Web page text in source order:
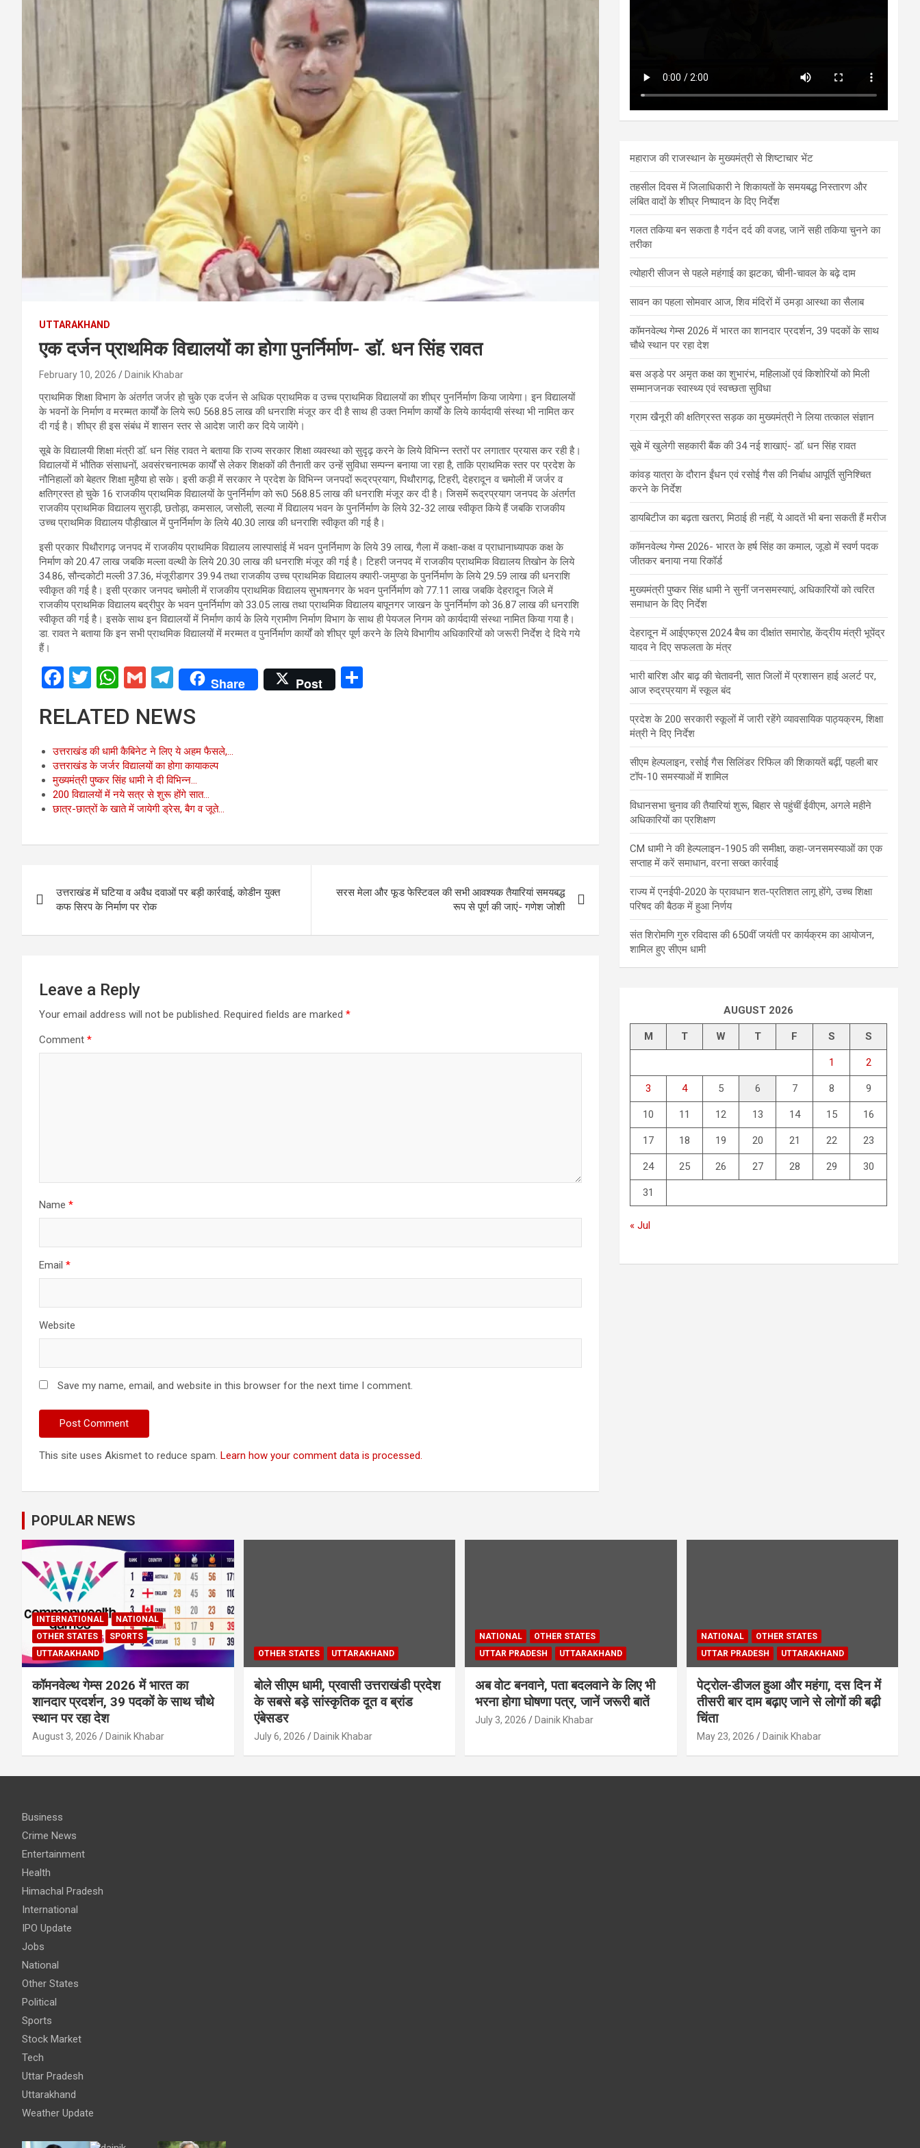
UTTARAKHAND
एक दर्जन प्राथमिक विद्यालयों का होगा पुनर्निर्माण- डाॅ. धन सिंह रावत
February 10, 2026 Dainik Khabar
प्राथमिक शिक्षा विभाग के अंतर्गत जर्जर हो चुके एक दर्जन से अधिक प्राथमिक व उच्च प्राथमिक विद्यालयों का शीघ्र पुनर्निर्माण किया जायेगा। इन विद्यालयों
के भवनों के निर्माण व मरम्मत कार्यों के लिये रू0 568.85 लाख की धनराशि मंजूर कर दी है साथ ही उक्त निर्माण कार्यों के लिये कार्यदायी संस्था भी नामित कर
दी गई है। शीघ्र ही इस संबंध में शासन स्तर से आदेश जारी कर दिये जायेंगे।
सूबे के विद्यालयी शिक्षा मंत्री डाॅ. धन सिंह रावत ने बताया कि राज्य सरकार शिक्षा व्यवस्था को सुदृढ़ करने के लिये विभिन्न स्तरों पर लगातार प्रयास कर रही है।
विद्यालयों में भौतिक संसाधनों, अवसंरचनात्मक कार्यों से लेकर शिक्षकों की तैनाती कर उन्हें सुविधा सम्पन्न बनाया जा रहा है, ताकि प्राथमिक स्तर पर प्रदेश के
नौनिहालों को बेहतर शिक्षा मुहैया हो सके। इसी कड़ी में सरकार ने प्रदेश के विभिन्न जनपदों रूद्रप्रयाग, पिथौरागढ़, टिहरी, देहरादून व चमोली में जर्जर व
क्षतिग्रस्त हो चुके 16 राजकीय प्राथमिक विद्यालयों के पुनर्निर्माण को रू0 568.85 लाख की धनराशि मंजूर कर दी है। जिसमें रूद्रप्रयाग जनपद के अंतर्गत
राजकीय प्राथमिक विद्यालय सुराड़ी, छतोड़ा, कमसाल, जसोली, सल्या में विद्यालय भवन के पुनर्निर्माण के लिये 32-32 लाख स्वीकृत किये हैं जबकि राजकीय
उच्च प्राथमिक विद्यालय पौड़ीखाल में पुनर्निर्माण के लिये 40.30 लाख की धनराशि स्वीकृत की गई है।
इसी प्रकार पिथौरागढ़ जनपद में राजकीय प्राथमिक विद्यालय लास्पासांई में भवन पुनर्निमाण के लिये 39 लाख, गैला में कक्षा-कक्ष व प्राधानाध्यापक कक्ष के
निर्माण को 20.47 लाख जबकि मल्ला वल्थी के लिये 20.30 लाख की धनराशि मंजूर की गई है। टिहरी जनपद में राजकीय प्राथमिक विद्यालय तिखोन के लिये
34.86, सौन्दकोटी मल्ली 37.36, मंजूरीडागर 39.94 तथा राजकीय उच्च प्राथमिक विद्यालय क्यारी-जमुण्डा के पुनर्निर्माण के लिये 29.59 लाख की धनराशि
स्वीकृत की गई है। इसी प्रकार जनपद चमोली में राजकीय प्राथमिक विद्यालय सुभाषनगर के भवन पुनर्निर्माण को 77.11 लाख जबकि देहरादून जिले में
राजकीय प्राथमिक विद्यालय बद्रीपुर के भवन पुनर्निर्माण को 33.05 लाख तथा प्राथमिक विद्यालय बापूनगर जाखन के पुनर्निर्माण को 36.87 लाख की धनराशि
स्वीकृत की गई है। इसके साथ इन विद्यालयों में निर्माण कार्य के लिये ग्रामीण निर्माण विभाग के साथ ही पेयजल निगम को कार्यदायी संस्था नामित किया गया है।
डा. रावत ने बताया कि इन सभी प्राथमिक विद्यालयों में मरम्मत व पुनर्निर्माण कार्यों को शीघ्र पूर्ण करने के लिये विभागीय अधिकारियों को जरूरी निर्देश दे दिये गये
हैं।
F
ce
b
o
o
k
T
tt
er
W
at
s
A
p
p
G
ail
T
el
e
gr
a
m
Share Post
RELATED NEWS
उत्तराखंड की धामी कैबिनेट ने लिए ये अहम फैसले,…
उत्तराखंड के जर्जर विद्यालयों का होगा कायाकल्प
मुख्यमंत्री पुष्कर सिंह धामी ने दी विभिन्न…
200 विद्यालयों में नये सत्र से शुरू होंगे सात…
छात्र-छात्रों के खाते में जायेगी ड्रेस, बैग व जूते…
navigation
उत्तराखंड में घटिया व अवैध दवाओं पर बड़ी कार्रवाई, कोडीन युक्त
कफ सिरप के निर्माण पर रोक
सरस मेला और फूड फेस्टिवल की सभी आवश्यक तैयारियां समयबद्ध
रूप से पूर्ण की जाएं- गणेश जोशी
Leave a Reply
Your email address will not be published. Required fields are marked *
Comment *
Name *
Email *
Website
Save my name, email, and website in this browser for the next time I comment.
This site uses Akismet to reduce spam. Learn how your comment data is processed.
महाराज की राजस्थान के मुख्यमंत्री से शिष्टाचार भेंट
तहसील दिवस में जिलाधिकारी ने शिकायतों के समयबद्ध निस्तारण और
लंबित वादों के शीघ्र निष्पादन के दिए निर्देश
गलत तकिया बन सकता है गर्दन दर्द की वजह, जानें सही तकिया चुनने का
तरीका
त्योहारी सीजन से पहले महंगाई का झटका, चीनी-चावल के बढ़े दाम
सावन का पहला सोमवार आज, शिव मंदिरों में उमड़ा आस्था का सैलाब
कॉमनवेल्थ गेम्स 2026 में भारत का शानदार प्रदर्शन, 39 पदकों के साथ
चौथे स्थान पर रहा देश
बस अड्डे पर अमृत कक्ष का शुभारंभ, महिलाओं एवं किशोरियों को मिली
सम्मानजनक स्वास्थ्य एवं स्वच्छता सुविधा
ग्राम खैनूरी की क्षतिग्रस्त सड़क का मुख्यमंत्री ने लिया तत्काल संज्ञान
सूबे में खुलेगी सहकारी बैंक की 34 नई शाखाएं- डाॅ. धन सिंह रावत
कांवड़ यात्रा के दौरान ईंधन एवं रसोई गैस की निर्बाध आपूर्ति सुनिश्चित
करने के निर्देश
डायबिटीज का बढ़ता खतरा, मिठाई ही नहीं, ये आदतें भी बना सकती हैं मरीज
कॉमनवेल्थ गेम्स 2026- भारत के हर्ष सिंह का कमाल, जूडो में स्वर्ण पदक
जीतकर बनाया नया रिकॉर्ड
मुख्यमंत्री पुष्कर सिंह धामी ने सुनीं जनसमस्याएं, अधिकारियों को त्वरित
समाधान के दिए निर्देश
देहरादून में आईएफएस 2024 बैच का दीक्षांत समारोह, केंद्रीय मंत्री भूपेंद्र
यादव ने दिए सफलता के मंत्र
भारी बारिश और बाढ़ की चेतावनी, सात जिलों में प्रशासन हाई अलर्ट पर,
आज रुद्रप्रयाग में स्कूल बंद
प्रदेश के 200 सरकारी स्कूलों में जारी रहेंगे व्यावसायिक पाठ्यक्रम, शिक्षा
मंत्री ने दिए निर्देश
सीएम हेल्पलाइन, रसोई गैस सिलिंडर रिफिल की शिकायतें बढ़ीं, पहली बार
टॉप-10 समस्याओं में शामिल
विधानसभा चुनाव की तैयारियां शुरू, बिहार से पहुंचीं ईवीएम, अगले महीने
अधिकारियों का प्रशिक्षण
CM धामी ने की हेल्पलाइन-1905 की समीक्षा, कहा-जनसमस्याओं का एक
सप्ताह में करें समाधान, वरना सख्त कार्रवाई
राज्य में एनईपी-2020 के प्रावधान शत-प्रतिशत लागू होंगे, उच्च शिक्षा
परिषद की बैठक में हुआ निर्णय
संत शिरोमणि गुरु रविदास की 650वीं जयंती पर कार्यक्रम का आयोजन,
शामिल हुए सीएम धामी
AUGUST 2026
M T W T F S S
1 2
3 4 5 6 7 8 9
10 11 12 13 14 15 16
17 18 19 20 21 22 23
24 25 26 27 28 29 30
31
« Jul
POPULAR NEWS
INTERNATIONAL
NATIONAL
OTHER STATES
SPORTS
UTTARAKHAND
कॉमनवेल्थ गेम्स 2026 में भारत का
शानदार प्रदर्शन, 39 पदकों के साथ चौथे
स्थान पर रहा देश
August 3, 2026 Dainik Khabar
OTHER STATES UTTARAKHAND
बोले सीएम धामी, प्रवासी उत्तराखंडी प्रदेश
के सबसे बड़े सांस्कृतिक दूत व ब्रांड
एंबेसडर
July 6, 2026 Dainik Khabar
NATIONAL
OTHER STATES
UTTAR PRADESH
UTTARAKHAND
अब वोट बनवाने, पता बदलवाने के लिए भी
भरना होगा घोषणा पत्र, जानें जरूरी बातें
July 3, 2026 Dainik Khabar
NATIONAL
OTHER STATES
UTTAR PRADESH
UTTARAKHAND
पेट्रोल-डीजल हुआ और महंगा, दस दिन में
तीसरी बार दाम बढ़ाए जाने से लोगों की बढ़ी
चिंता
May 23, 2026 Dainik Khabar
Business
Crime News
Entertainment
Health
Himachal Pradesh
International
IPO Update
Jobs
National
Other States
Political
Sports
Stock Market
Tech
Uttar Pradesh
Uttarakhand
Weather Update